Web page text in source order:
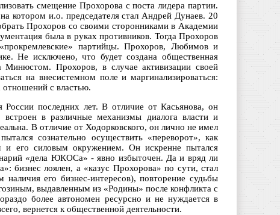
смещение Прохорова с поста лидера партии.
котором и.о. председателя стал Андрей Дунаев. 20
Прохоров со своими сторонниками в Академии
была в руках противников. Тогда Прохоров
партийцы. Прохоров, Любимов и
Не исключено, что будет создана общественная
Минюстом. Прохоров, в случае активизации своей
на внесистемном поле и маргинализироваться:
отношений с властью.
последних лет. В отличие от Касьянова, он
в различные механизмы диалога власти и
В отличие от Ходорковского, он лично не имел
сознательно осуществить «переворот», как
и его силовым окружением. Он искренне пытался
«дела ЮКОСа» - явно избыточен. Да и вряд ли
бизнес лоялен, а «казус Прохорова» по сути, стал
его бизнес-интересов), повторение судьбы
выдавленным из «Родины» после конфликта с
более автономен ресурсно и не нуждается в
вернется к общественной деятельности.